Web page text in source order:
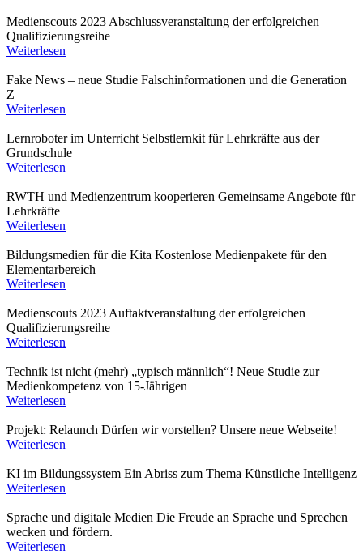
Medienscouts 2023 Abschlussveranstaltung der erfolgreichen
Qualifizierungsreihe
Weiterlesen
Fake News – neue Studie Falschinformationen und die Generation
Z
Weiterlesen
Lernroboter im Unterricht Selbstlernkit für Lehrkräfte aus der
Grundschule
Weiterlesen
RWTH und Medienzentrum kooperieren Gemeinsame Angebote für
Lehrkräfte
Weiterlesen
Bildungsmedien für die Kita Kostenlose Medienpakete für den
Elementarbereich
Weiterlesen
Medienscouts 2023 Auftaktveranstaltung der erfolgreichen
Qualifizierungsreihe
Weiterlesen
Technik ist nicht (mehr) „typisch männlich“! Neue Studie zur
Medienkompetenz von 15-Jährigen
Weiterlesen
Projekt: Relaunch Dürfen wir vorstellen? Unsere neue Webseite!
Weiterlesen
KI im Bildungssystem Ein Abriss zum Thema Künstliche Intelligenz
Weiterlesen
Sprache und digitale Medien Die Freude an Sprache und Sprechen
wecken und fördern.
Weiterlesen